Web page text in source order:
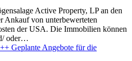
Active Property, LP an den
Ankauf von unterbewerteten
der USA. Die Immobilien können
oder…